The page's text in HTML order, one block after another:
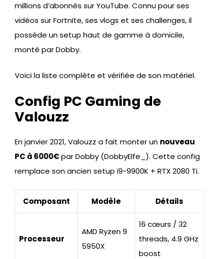
millions d’abonnés sur YouTube. Connu pour ses
vidéos sur Fortnite, ses vlogs et ses challenges, il
possède un setup haut de gamme à domicile,
monté par Dobby.
Voici la liste complète et vérifiée de son matériel.
Config PC Gaming de
Valouzz
En janvier 2021, Valouzz a fait monter un nouveau
PC à 6000€par Dobby (DobbyElfe_). Cette config
remplace son ancien setup i9-9900K + RTX 2080 Ti.
Composant Modèle Détails
Processeur
AMD Ryzen 9
5950X
16 cœurs / 32
threads, 4.9 GHz
boost